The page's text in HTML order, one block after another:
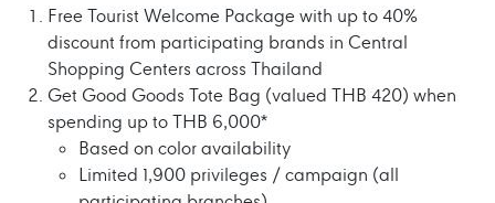
Free Tourist Welcome Package with up to 40%
discount from participating brands in Central
Shopping Centers across Thailand
Get Good Goods Tote Bag (valued THB 420) when
spending up to THB 6,000*
Based on color availability
Limited 1,900 privileges / campaign (all